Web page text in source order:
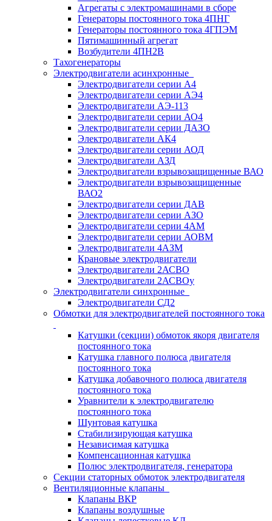
Агрегаты с электромашинами в сборе
Генераторы постоянного тока 4ПНГ
Генераторы постоянного тока 4ГПЭМ
Пятимашинный агрегат
Возбудители 4ПН2В
Тахогенераторы
Электродвигатели асинхронные
Электродвигатели серии А4
Электродвигатели серии АЭ4
Электродвигатели АЭ-113
Электродвигатели серии АО4
Электродвигатели серии ДАЗО
Электродвигатели АК4
Электродвигатели серии АОД
Электродвигатели АЗД
Электродвигатели взрывозащищенные ВАО
Электродвигатели взрывозащищенные
ВАО2
Электродвигатели серии ДАВ
Электродвигатели серии АЗО
Электродвигатели серии 4АМ
Электродвигатели серии АОВМ
Электродвигатели 4АЗМ
Крановые электродвигатели
Электродвигатели 2АСВО
Электродвигатели 2АСВОу
Электродвигатели синхронные
Электродвигатели СД2
Обмотки для электродвигателей постоянного тока
Катушки (секции) обмоток якоря двигателя
постоянного тока
Катушка главного полюса двигателя
постоянного тока
Катушка добавочного полюса двигателя
постоянного тока
Уравнители к электродвигателю
постоянного тока
Шунтовая катушка
Стабилизирующая катушка
Независимая катушка
Компенсационная катушка
Полюс электродвигателя, генератора
Секции статорных обмоток электродвигателя
Вентиляционные клапаны
Клапаны ВКР
Клапаны воздушные